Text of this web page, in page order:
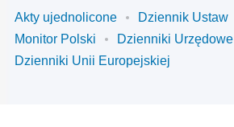
Akty ujednolicone
Dziennik Ustaw
Monitor Polski
Dzienniki Urzędowe
Dzienniki Unii Europejskiej